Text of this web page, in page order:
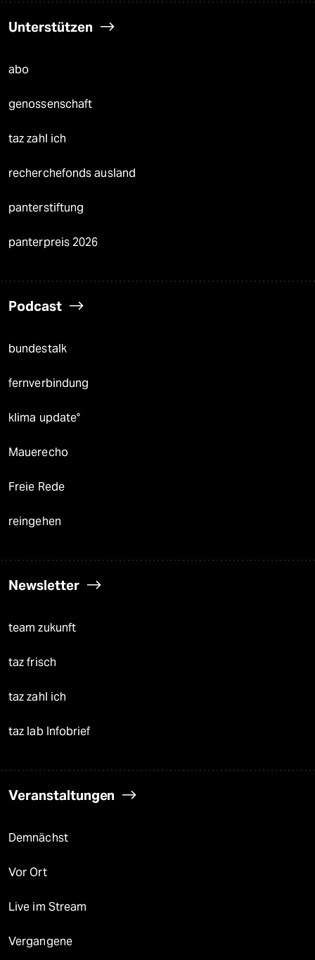
Unterstützen
abo
genossenschaft
taz zahl ich
recherchefonds ausland
panterstiftung
panterpreis 2026
Podcast
bundestalk
fernverbindung
klima update°
Mauerecho
Freie Rede
reingehen
Newsletter
team zukunft
taz frisch
taz zahl ich
taz lab Infobrief
Veranstaltungen
Demnächst
Vor Ort
Live im Stream
Vergangene